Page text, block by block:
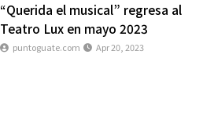
“Querida el musical” regresa al
Teatro Lux en mayo 2023
puntoguate.com Apr 20, 2023